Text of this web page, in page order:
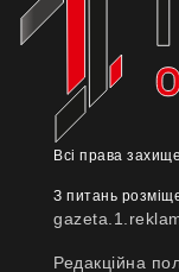
Всі права
З питань
Редакційна